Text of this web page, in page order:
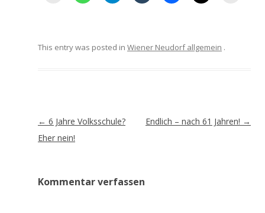
This entry was posted in Wiener Neudorf allgemein .
Artikel-
Navigation
← 6 Jahre Volksschule?
Eher nein!
Endlich – nach 61 Jahren! →
Kommentar verfassen